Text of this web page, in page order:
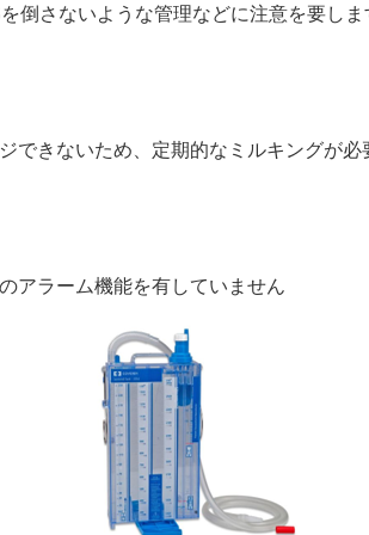
倒さないような管理などに注意を要しま
できないため、定期的なミルキングが必
アラーム機能を有していません